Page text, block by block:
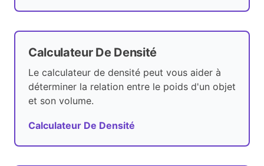
Calculateur De Densité
Le calculateur de densité peut vous aider à
déterminer la relation entre le poids d'un objet
et son volume.
Calculateur De Densité